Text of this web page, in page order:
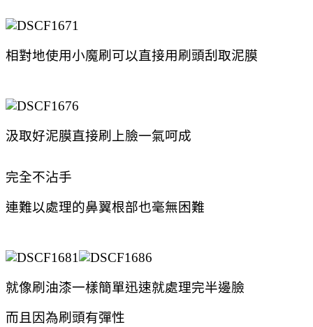
相對地使用小魔刷可以直接用刷頭刮取泥膜
汲取好泥膜直接刷上臉一氣呵成
完全不沾手
連難以處理的鼻翼根部也毫無困難
就像刷油漆一樣簡單迅速就處理完半邊臉
而且因為刷頭有彈性